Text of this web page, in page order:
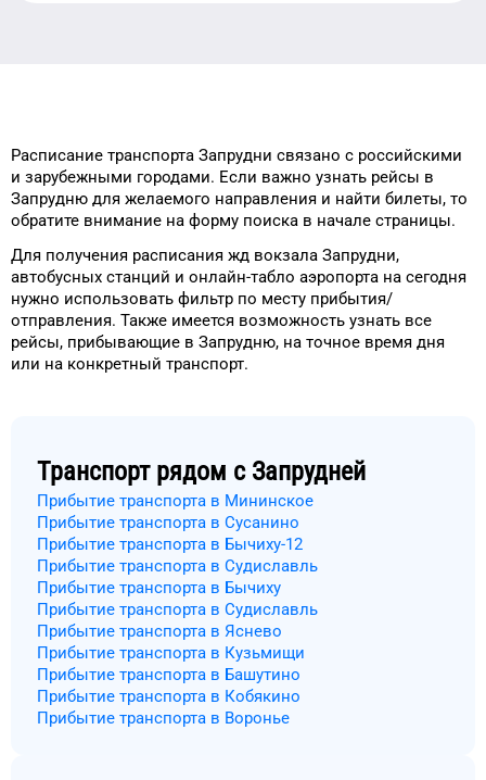
Расписание транспорта Запрудни связано с российскими
и зарубежными городами. Если важно узнать рейсы в
Запрудню для желаемого направления и найти билеты, то
обратите внимание на форму поиска в начале страницы.
Для получения расписания жд вокзала Запрудни,
автобусных станций и онлайн-табло аэропорта на сегодня
нужно использовать фильтр по месту прибытия/
отправления. Также имеется возможность узнать все
рейсы, прибывающие в Запрудню, на точное время дня
или на конкретный транспорт.
Транспорт рядом с Запрудней
Прибытие транспорта в Мининское
Прибытие транспорта в Сусанино
Прибытие транспорта в Бычиху-12
Прибытие транспорта в Судиславль
Прибытие транспорта в Бычиху
Прибытие транспорта в Судиславль
Прибытие транспорта в Яснево
Прибытие транспорта в Кузьмищи
Прибытие транспорта в Башутино
Прибытие транспорта в Кобякино
Прибытие транспорта в Воронье